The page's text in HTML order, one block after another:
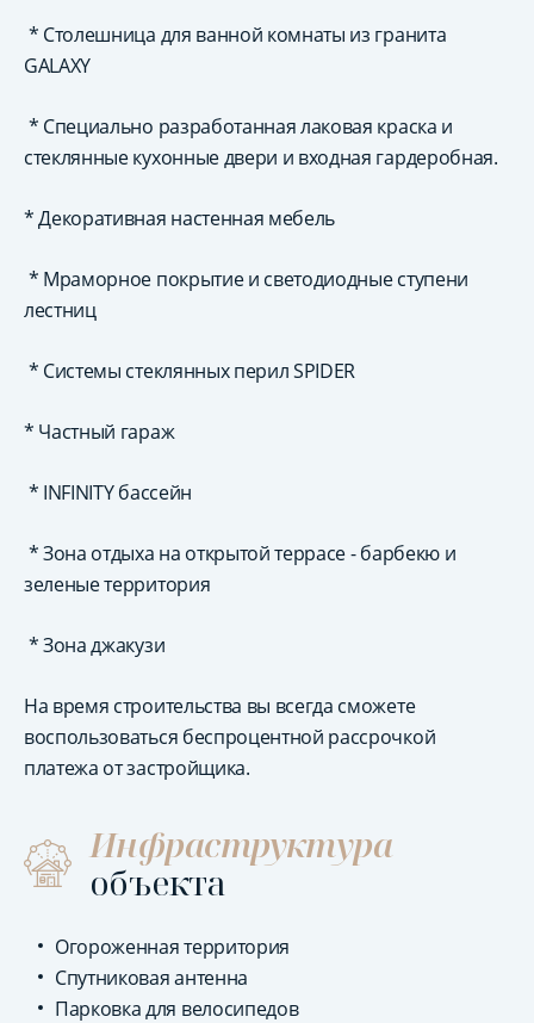
* Столешница для ванной комнаты из гранита
GALAXY
* Специально разработанная лаковая краска и
стеклянные кухонные двери и входная гардеробная.
* Декоративная настенная мебель
* Мраморное покрытие и светодиодные ступени
лестниц
* Системы стеклянных перил SPIDER
* Частный гараж
* INFINITY бассейн
* Зона отдыха на открытой террасе - барбекю и
зеленые территория
* Зона джакузи
На время строительства вы всегда сможете
воспользоваться беспроцентной рассрочкой
платежа от застройщика.
Инфраструктура
объекта
Огороженная территория
Спутниковая антенна
Парковка для велосипедов